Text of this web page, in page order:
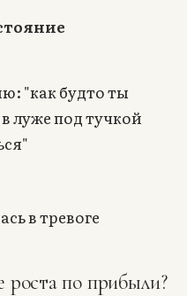
"как будто ты
луже под тучкой
в тревоге
роста по прибыли?